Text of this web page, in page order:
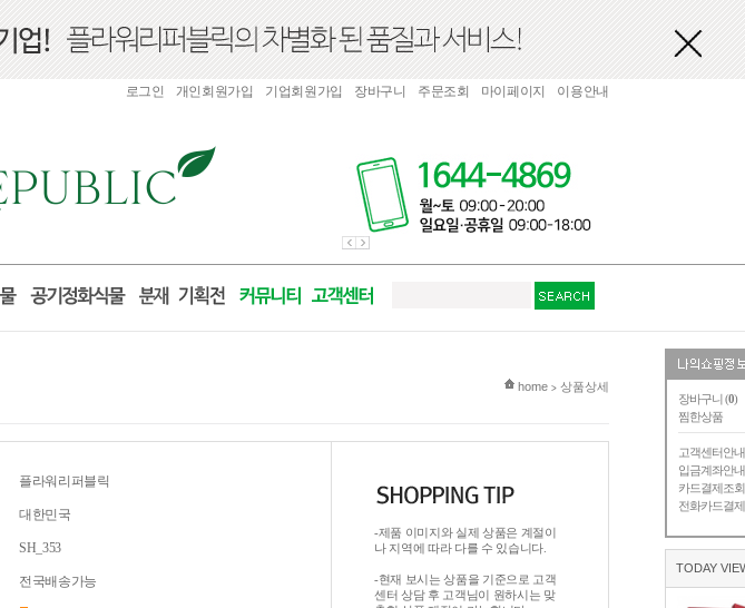
장바구니 (0)
찜한상품
고객센터안내
입금계좌안내
카드결제조회
전화카드결제
TODAY
로그인 개인회원가입 기업회원가입 장바구니 주문조회 마이페이지 이용안내
현재 위치
home > 상품상세
플라워리퍼블릭
대한민국
SH_353
전국배송가능
-제품 이미지와 실제 상품은 계절이
나 지역에 따라 다를 수 있습니다.
-현재 보시는 상품을 기준으로 고객
센터 상담 후 고객님이 원하시는 맞